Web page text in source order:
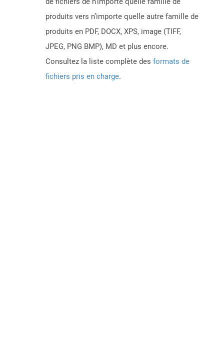
produits vers n’importe quelle autre famille de
produits en PDF, DOCX, XPS, image (TIFF,
JPEG, PNG BMP), MD et plus encore.
Consultez la liste complète des formats de
fichiers pris en charge.